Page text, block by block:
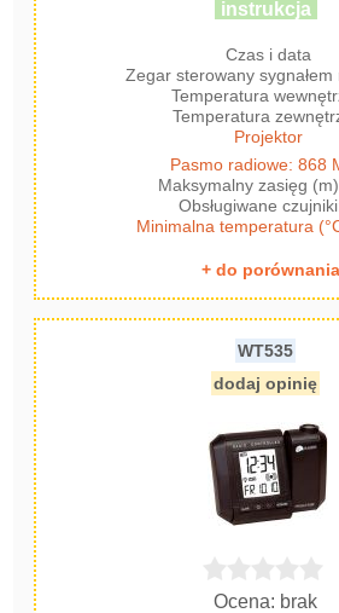
instrukcja
Czas i data
Zegar sterowany sygnałem
Temperatura
Temperatura
Projektor
Pasmo radiowe: 868
Maksymalny zasięg
Obsługiwane
Minimalna temperatura
+ do porównania
WT535
dodaj opinię
Ocena: brak